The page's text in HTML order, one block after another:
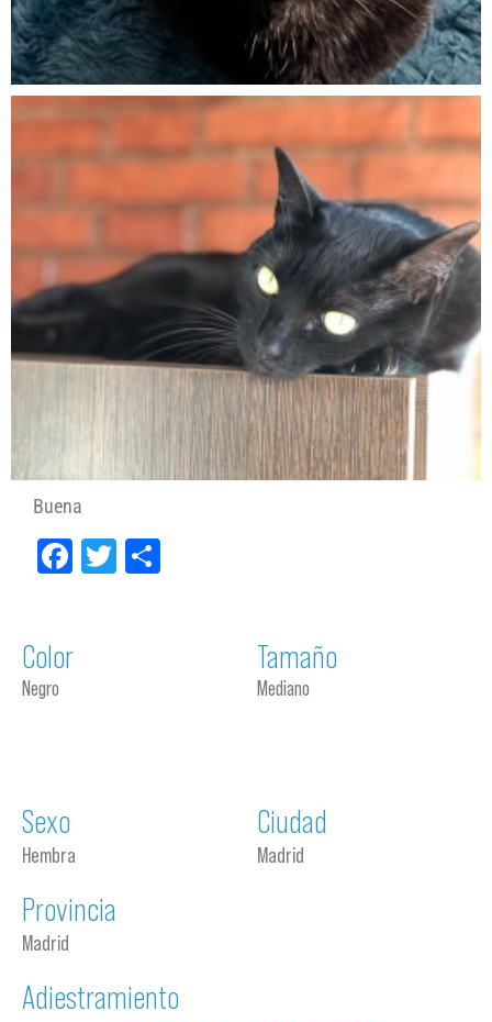
Buena
Facebook
Twitter
Color
Negro
Tamaño
Mediano
Sexo
Hembra
Ciudad
Madrid
Provincia
Madrid
Adiestramiento